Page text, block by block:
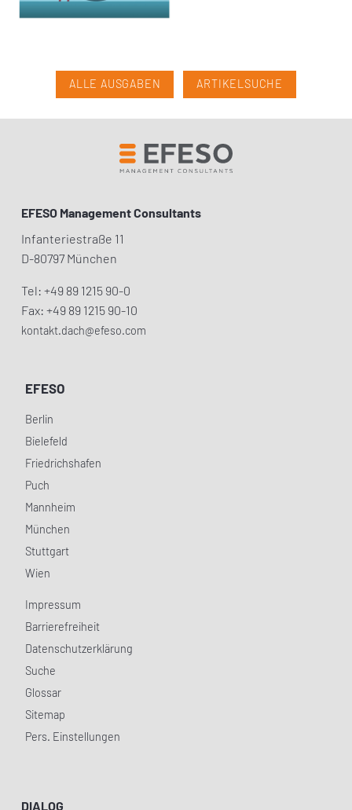
ALLE AUSGABEN ARTIKELSUCHE
EFESO Management Consultants
Infanteriestraße 11
D-80797 München
Tel: +49 89 1215 90-0
Fax: +49 89 1215 90-10
kontakt.dach@efeso.com
EFESO
Berlin
Bielefeld
Friedrichshafen
Puch
Mannheim
München
Stuttgart
Wien
Impressum
Barrierefreiheit
Datenschutzerklärung
Suche
Glossar
Sitemap
Pers. Einstellungen
DIALOG